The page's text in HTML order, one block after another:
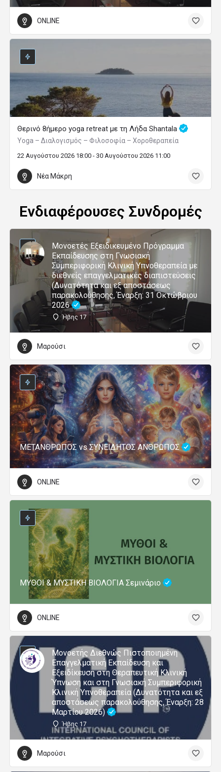
ONLINE
Θερινό 8ήμερο yoga retreat με τη Λήδα Shantala
Yoga – Διαλογισμός – Φιλοσοφία – Χοροθεραπεία
22 Αυγούστου 2026 18:00 - 30 Αυγούστου 2026 11:00
Νέα Μάκρη
Ενδιαφέρουσες Συνδρομές
Μονοετές Εξειδικευμένο Πρόγραμμα
Εκπαίδευσης στη Γνωσιακή
Συμπεριφορική Κλινική Υπνοθεραπεία με
διεθνείς επαγγελματικές διαπιστεύσεις
(Δυνατότητα και εξ αποστάσεως
παρακολούθησης, Έναρξη: 31 Οκτώβριου
2026
Ήβης 17
Μαρούσι
ΜΕΤΑΝΘΡΩΠΟΣ vs ΣΥΝΕΙΔΗΤΟΣ ΑΝΘΡΩΠΟΣ
ONLINE
ΜΥΘΟΙ & ΜΥΣΤΙΚΗ ΒΙΟΛΟΓΙΑ Σεμινάριο
ONLINE
Μονοετής Διεθνώς Πιστοποιημένη
Επαγγελματική Εκπαίδευση και
Εξειδίκευση στη Θεραπευτική Κλινική
Ύπνωση και στη Γνωσιακή Συμπεριφορική
Κλινική Υπνοθεραπεία (Δυνατότητα και εξ
αποστάσεως παρακολούθησης, Έναρξη: 28
Μαρτίου 2026)
Ήβης 17
Μαρούσι